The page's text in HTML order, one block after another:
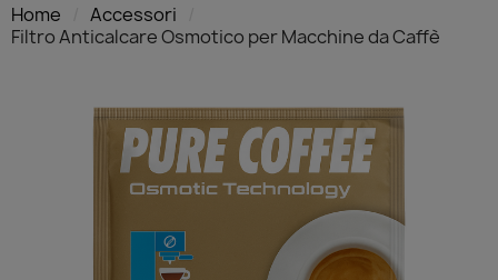
Home
Accessori
Filtro Anticalcare Osmotico per Macchine da Caffè